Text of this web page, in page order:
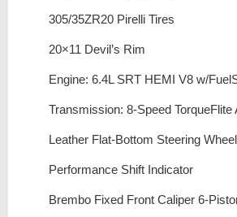
305/35ZR20 Pirelli Tires
20×11 Devil’s Rim
Engine: 6.4L SRT HEMI V8 w/
Transmission: 8-Speed TorqueFlite
Leather Flat-Bottom Steering Wheel
Performance Shift Indicator
Brembo Fixed Front Caliper 6-